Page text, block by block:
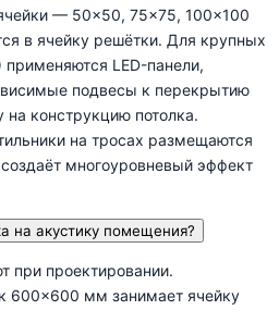
— 50×50, 75×75, 100×100
в ячейку решётки. Для крупных
LED-панели,
подвесы к перекрытию
конструкцию потолка.
на тросах размещаются
многоуровневый эффект
на акустику помещения?
при проектировании.
600×600 мм занимает ячейку